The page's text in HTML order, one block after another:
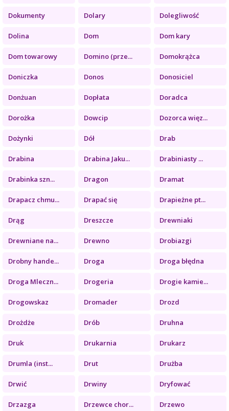
Dokumenty Dolary Dolegliwość
Dolina Dom Dom kary
Dom towarowy Domino (prze... Domokrążca
Doniczka Donos Donosiciel
Donżuan Dopłata Doradca
Dorożka Dowcip Dozorca więz...
Dożynki Dół Drab
Drabina Drabina Jaku... Drabiniasty ...
Drabinka szn... Dragon Dramat
Drapacz chmu... Drapać się Drapieżne pt...
Drąg Dreszcze Drewniaki
Drewniane na... Drewno Drobiazgi
Drobny hande... Droga Droga błędna
Droga Mleczn... Drogeria Drogie kamie...
Drogowskaz Dromader Drozd
Drożdże Drób Druhna
Druk Drukarnia Drukarz
Drumla (inst... Drut Drużba
Drwić Drwiny Dryfować
Drzazga Drzewce chor... Drzewo